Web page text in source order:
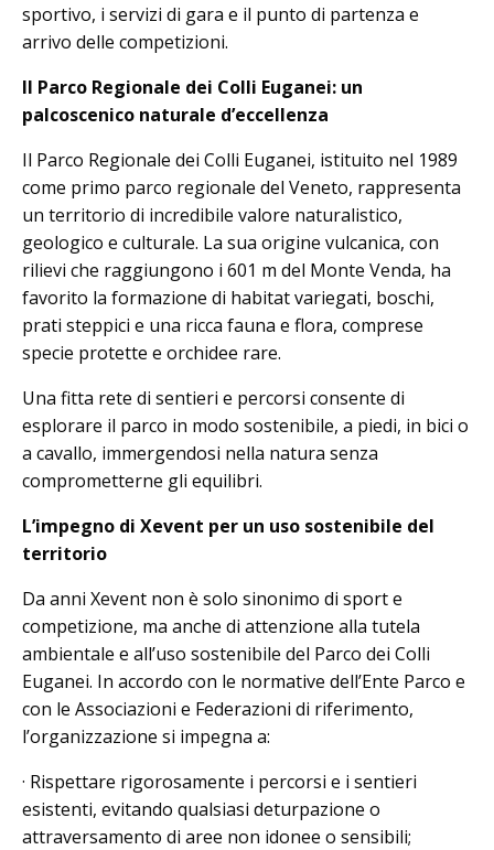
sportivo, i servizi di gara e il punto di partenza e
arrivo delle competizioni.
Il Parco Regionale dei Colli Euganei: un
palcoscenico naturale d’eccellenza
Il Parco Regionale dei Colli Euganei, istituito nel 1989
come primo parco regionale del Veneto, rappresenta
un territorio di incredibile valore naturalistico,
geologico e culturale. La sua origine vulcanica, con
rilievi che raggiungono i 601 m del Monte Venda, ha
favorito la formazione di habitat variegati, boschi,
prati steppici e una ricca fauna e flora, comprese
specie protette e orchidee rare.
Una fitta rete di sentieri e percorsi consente di
esplorare il parco in modo sostenibile, a piedi, in bici o
a cavallo, immergendosi nella natura senza
comprometterne gli equilibri.
L’impegno di Xevent per un uso sostenibile del
territorio
Da anni Xevent non è solo sinonimo di sport e
competizione, ma anche di attenzione alla tutela
ambientale e all’uso sostenibile del Parco dei Colli
Euganei. In accordo con le normative dell’Ente Parco e
con le Associazioni e Federazioni di riferimento,
l’organizzazione si impegna a:
· Rispettare rigorosamente i percorsi e i sentieri
esistenti, evitando qualsiasi deturpazione o
attraversamento di aree non idonee o sensibili;